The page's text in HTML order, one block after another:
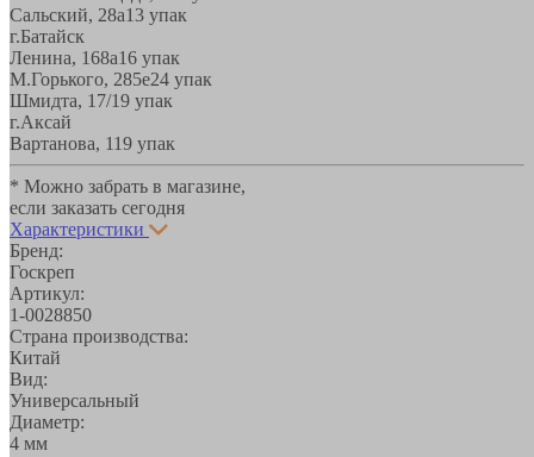
Сальский, 28a13 упак
г.Батайск
Ленина, 168а16 упак
М.Горького, 285е24 упак
Шмидта, 17/19 упак
г.Аксай
Вартанова, 119 упак
* Можно забрать в магазине,
если заказать сегодня
Характеристики
Бренд:
Госкреп
Артикул:
1-0028850
Страна производства:
Китай
Вид:
Универсальный
Диаметр:
4 мм